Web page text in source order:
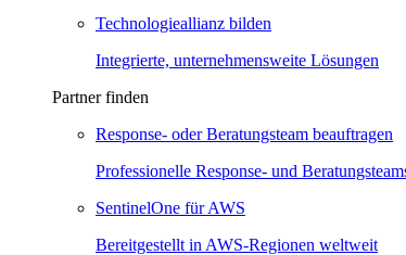
Technologieallianz bilden
Integrierte, unternehmensweite Lösungen
Partner finden
Response- oder Beratungsteam beauftragen
Professionelle Response- und
SentinelOne für AWS
Bereitgestellt in AWS-Regionen weltweit